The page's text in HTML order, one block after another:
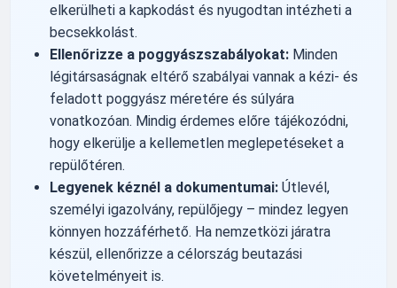
elkerülheti a kapkodást és nyugodtan intézheti a
becsekkolást.
Ellenőrizze a poggyászszabályokat: Minden
légitársaságnak eltérő szabályai vannak a kézi- és
feladott poggyász méretére és súlyára
vonatkozóan. Mindig érdemes előre tájékozódni,
hogy elkerülje a kellemetlen meglepetéseket a
repülőtéren.
Legyenek kéznél a dokumentumai: Útlevél,
személyi igazolvány, repülőjegy – mindez legyen
könnyen hozzáférhető. Ha nemzetközi járatra
készül, ellenőrizze a célország beutazási
követelményeit is.